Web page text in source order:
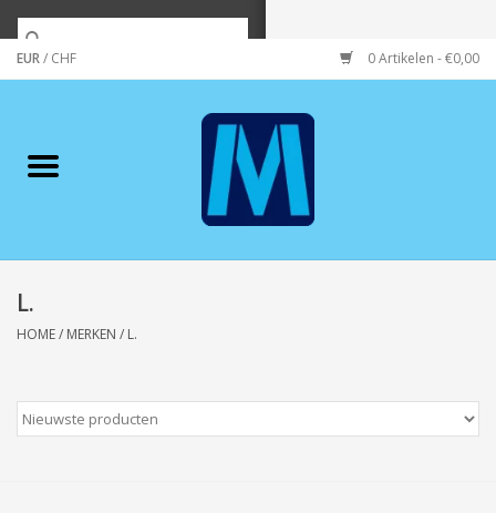
EUR/ CHF 0 Artikelen - €0,00
Merken
Wonen/koken/huishouden
Wenskaarten
L.
HOME/ MERKEN / L.